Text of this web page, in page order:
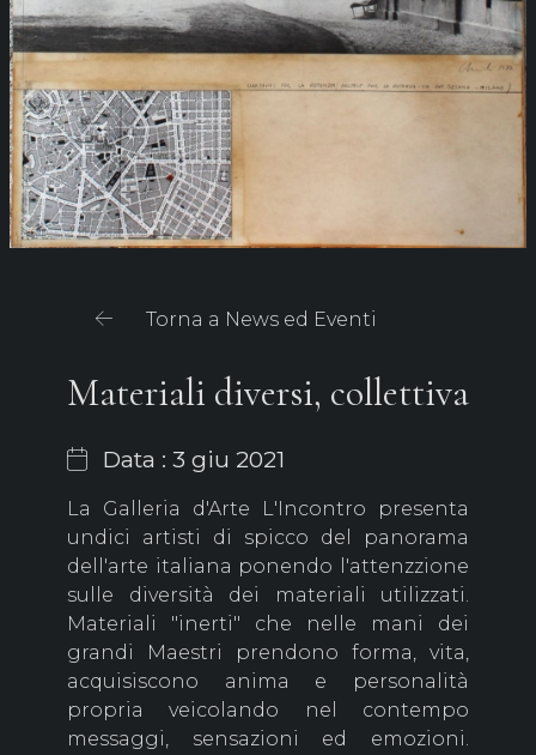
Torna a News ed Eventi
Materiali diversi, collettiva
Data : 3 giu 2021
La Galleria d'Arte L'Incontro presenta
undici artisti di spicco del panorama
dell'arte italiana ponendo l'attenzzione
sulle diversità dei materiali utilizzati.
Materiali "inerti" che nelle mani dei
grandi Maestri prendono forma, vita,
acquisiscono anima e personalità
propria veicolando nel contempo
messaggi, sensazioni ed emozioni.